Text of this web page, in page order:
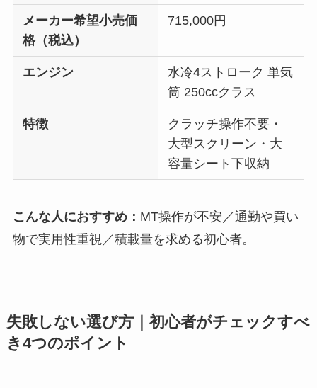
メーカー希望小売価
格（税込）
715,000円
エンジン
水冷4ストローク 単気
筒 250ccクラス
特徴
クラッチ操作不要・
大型スクリーン・大
容量シート下収納
こんな人におすすめ： MT操作が不安／通勤や買い
物で実用性重視／積載量を求める初心者。
失敗しない選び方｜初心者がチェックすべ
き4つのポイント